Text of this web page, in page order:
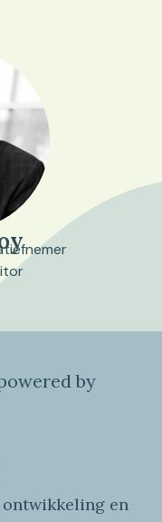
by
ontwikkeling en